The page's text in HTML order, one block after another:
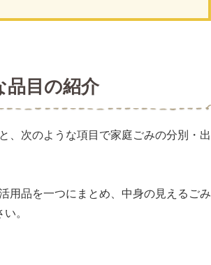
品目の紹介
、次のような項目で家庭ごみの分別・出
用品を一つにまとめ、中身の見えるごみ
。